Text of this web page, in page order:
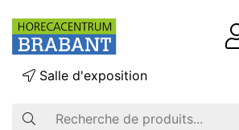
Recherche
Salle d'exposition